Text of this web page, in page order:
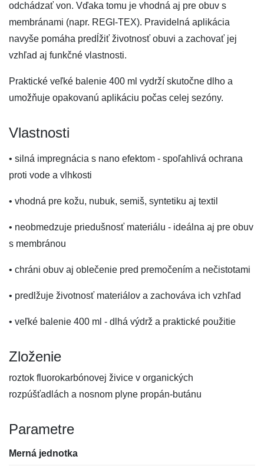
odchádzať von. Vďaka tomu je vhodná aj pre obuv s
membránami (napr. REGI-TEX). Pravidelná aplikácia
navyše pomáha predĺžiť životnosť obuvi a zachovať jej
vzhľad aj funkčné vlastnosti.
Praktické veľké balenie 400 ml vydrží skutočne dlho a
umožňuje opakovanú aplikáciu počas celej sezóny.
Vlastnosti
• silná impregnácia s nano efektom - spoľahlivá ochrana
proti vode a vlhkosti
• vhodná pre kožu, nubuk, semiš, syntetiku aj textil
• neobmedzuje priedušnosť materiálu - ideálna aj pre obuv
s membránou
• chráni obuv aj oblečenie pred premočením a nečistotami
• predlžuje životnosť materiálov a zachováva ich vzhľad
• veľké balenie 400 ml - dlhá výdrž a praktické použitie
Zloženie
roztok fluorokarbónovej živice v organických
rozpúšťadlách a nosnom plyne propán-butánu
Parametre
Merná jednotka